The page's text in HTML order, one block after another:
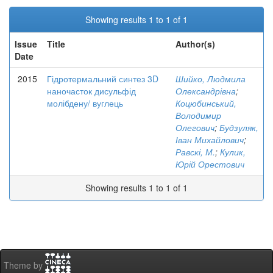
Showing results 1 to 1 of 1
Issue
Date
Title Author(s)
2015
Гідротермальний синтез 3D
наночасток дисульфід
молібдену/ вуглець
Шийко, Людмила
Олександрівна;
Коцюбинський,
Володимир
Олегович; Будзуляк,
Іван Михайлович;
Равскі, М.; Кулик,
Юрій Орестович
Showing results 1 to 1 of 1
Theme by